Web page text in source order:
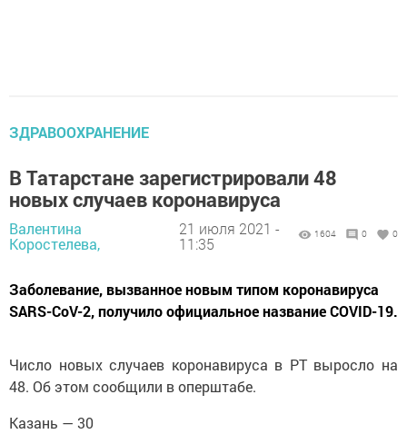
ЗДРАВООХРАНЕНИЕ
В Татарстане зарегистрировали 48
новых случаев коронавируса
Валентина
Коростелева,
21 июля 2021 -
11:35
1604 0 0
Заболевание, вызванное новым типом коронавируса
SARS-CoV-2, получило официальное название COVID-19.
Число новых случаев коронавируса в РТ выросло на
48. Об этом сообщили в оперштабе.
Казань — 30